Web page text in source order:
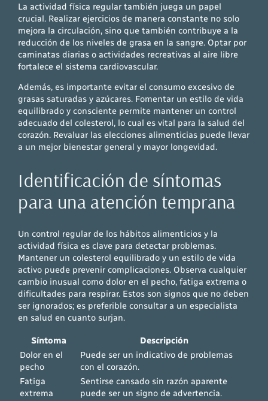
La actividad física regular también juega un papel
crucial. Realizar ejercicios de manera constante no solo
mejora la circulación, sino que también contribuye a la
reducción de los niveles de grasa en la sangre. Optar por
caminatas diarias o actividades recreativas al aire libre
fortalece el sistema cardiovascular.
Además, es importante evitar el consumo excesivo de
grasas saturadas y azúcares. Fomentar un estilo de vida
equilibrado y consciente permite mantener un control
adecuado del colesterol, lo cual es vital para la salud del
corazón. Revaluar las elecciones alimenticias puede llevar
a un mejor bienestar general y mayor longevidad.
Identificación de síntomas
para una atención temprana
Un control regular de los hábitos alimenticios y la
actividad física es clave para detectar problemas.
Mantener un colesterol equilibrado y un estilo de vida
activo puede prevenir complicaciones. Observa cualquier
cambio inusual como dolor en el pecho, fatiga extrema o
dificultades para respirar. Estos son signos que no deben
ser ignorados; es preferible consultar a un especialista
en salud en cuanto surjan.
Síntoma
Descripción
Dolor en el
pecho
Puede ser un indicativo de problemas
con el corazón.
Fatiga
extrema
Sentirse cansado sin razón aparente
puede ser un signo de advertencia.